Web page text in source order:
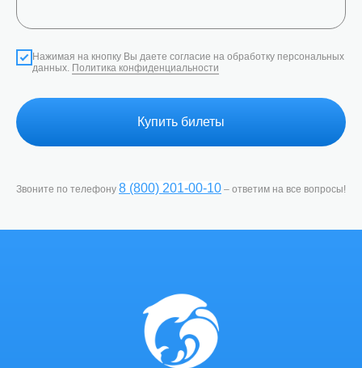
Нажимая на кнопку Вы даете согласие на обработку персональных
данных. Политика конфиденциальности
Купить билеты
Звоните по телефону 8 (800) 201-00-10 – ответим на все вопросы!